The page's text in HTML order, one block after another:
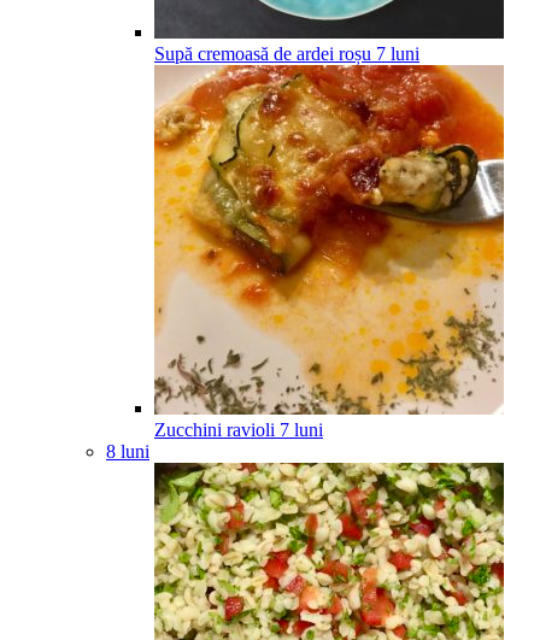
Supă cremoasă de ardei roșu 7 luni
Zucchini ravioli 7 luni
8 luni